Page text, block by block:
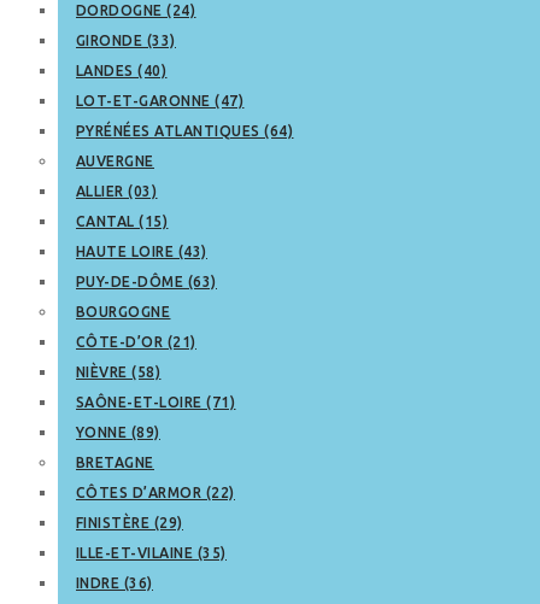
DORDOGNE (24)
GIRONDE (33)
LANDES (40)
LOT-ET-GARONNE (47)
PYRÉNÉES ATLANTIQUES (64)
AUVERGNE
ALLIER (03)
CANTAL (15)
HAUTE LOIRE (43)
PUY-DE-DÔME (63)
BOURGOGNE
CÔTE-D’OR (21)
NIÈVRE (58)
SAÔNE-ET-LOIRE (71)
YONNE (89)
BRETAGNE
CÔTES D’ARMOR (22)
FINISTÈRE (29)
ILLE-ET-VILAINE (35)
INDRE (36)